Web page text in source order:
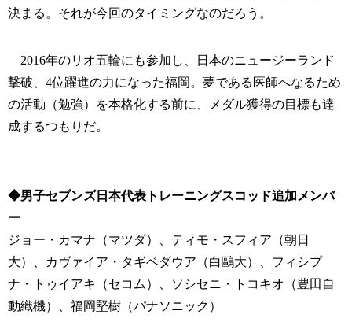
決まる。それが今回のタイミングなのだろう。
2016年のリオ五輪にも参加し、日本のニュージーランド
撃破、4位躍進の力になった福岡。夢である医師へなるため
の活動（勉強）を本格化する前に、メダル獲得の目標も達
成するつもりだ。
◆男子セブンズ日本代表トレーニングスコッド追加メンバ
ー
ジョー・カマナ（マツダ）、ティモ・スフィア（朝日
大）、カヴァイア・タギベダウア（白鷗大）、フィシプ
ナ・トゥイアキ（セコム）、ソシセニ・トコキオ（豊田自
動織機）、福岡堅樹（パナソニック）